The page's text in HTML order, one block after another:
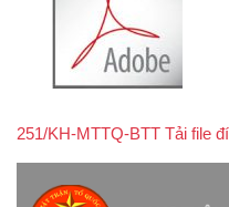
251/KH-MTTQ-BTT Tải file